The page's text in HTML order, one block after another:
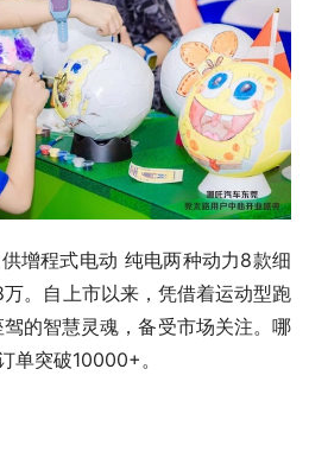
增程式电动 纯电两种动力8款细
。自上市以来，凭借着运动型跑
的智慧灵魂，备受市场关注。哪
单突破10000+。